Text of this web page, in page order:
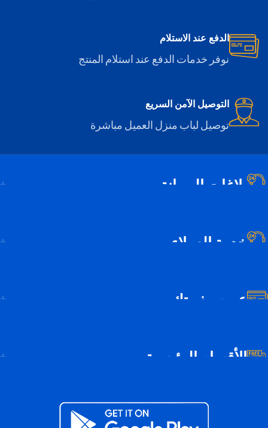
الدفع عند الاستلام
نوفر خدمات الدفع عند استلام المنتج
التوصيل الآمن السريع
توصيل لباب منزل العميل مباشرة
بلاغات الصيانة
خدمة العملاء
عن سيف تك
الأقسام الرئيسية